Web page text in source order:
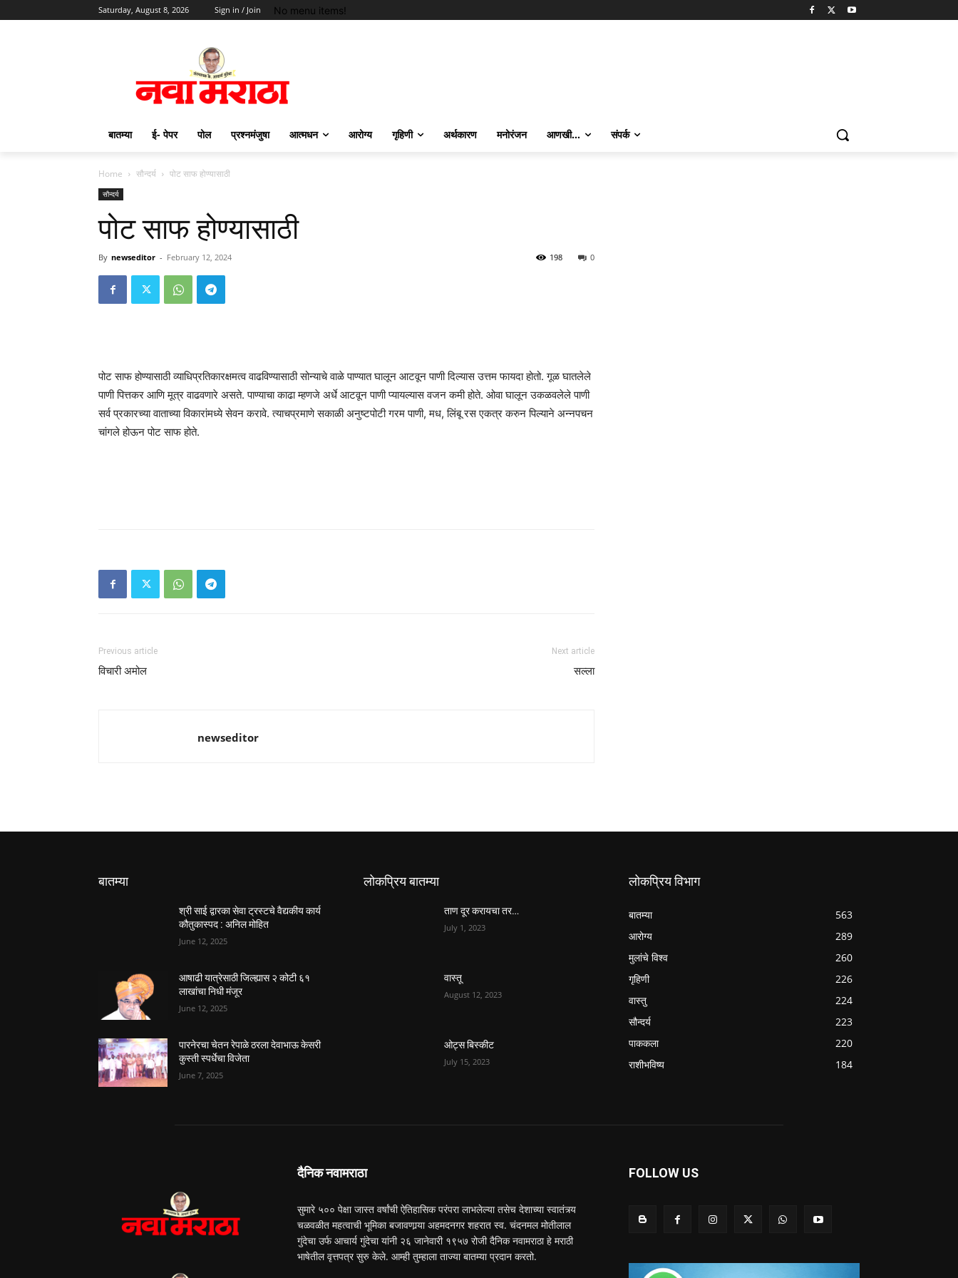
Saturday, August 8, 2026 Sign in / Join No menu items!
बातम्या ई- पेपर पोल प्रश्नमंजुषा आत्मधन आरोग्य गृहिणी अर्थकारण मनोरंजन आणखी… संपर्क
Home सौन्दर्य पोट साफ होण्यासाठी
सौन्दर्य
पोट साफ होण्यासाठी
By newseditor - February 12, 2024 0
198
पोट साफ होण्यासाठी व्याधिप्रतिकारक्षमत्व वाढविण्यासाठी सोन्याचे वाळे पाण्यात घालून आटवून पाणी दिल्यास उत्तम फायदा होतो. गूळ घातलेले
पाणी पित्तकर आणि मूत्र वाढवणारे असते. पाण्याचा काढा म्हणजे अर्धे आटवून पाणी प्यायल्यास वजन कमी होते. ओवा घालून उकळवलेले पाणी
सर्व प्रकारच्या वाताच्या विकारांमध्ये सेवन करावे. त्याचप्रमाणे सकाळी अनुष्टपोटी गरम पाणी, मध, लिंबू रस एकत्र करुन पिल्याने अन्नपचन
चांगले होऊन पोट साफ होते.
Previous article
विचारी अमोल
Next article
सल्ला
newseditor
बातम्या
श्री साई द्वारका सेवा ट्रस्टचे वैद्यकीय कार्य
कौतुकास्पद : अनिल मोहित
June 12, 2025
आषाढी यात्रेसाठी जिल्ह्यास २ कोटी ६१
लाखांचा निधी मंजूर
June 12, 2025
पारनेरचा चेतन रेपाळे ठरला देवाभाऊ केसरी
कुस्ती स्पर्धेचा विजेता
June 7, 2025
लोकप्रिय बातम्या
ताण दूर करायचा तर…
July 1, 2023
वास्तू
August 12, 2023
ओट्स बिस्कीट
July 15, 2023
लोकप्रिय विभाग
बातम्या
563
आरोग्य
289
मुलांचे विश्व
260
गृहिणी
226
वास्तु
224
सौन्दर्य
223
पाककला
220
राशीभविष्य
184
दैनिक नवामराठा
सुमारे ५०० पेक्षा जास्त वर्षांची ऐतिहासिक परंपरा लाभलेल्या तसेच देशाच्या स्वातंत्र्य
चळवळीत महत्वाची भूमिका बजावणार्‍या अहमदनगर शहरात स्व. चंदनमल मोतीलाल
गुंदेचा उर्फ आचार्य गुंदेचा यांनी २६ जानेवारी १९५७ रोजी दैनिक नवामराठा हे मराठी
भाषेतील वृत्तपत्र सुरु केले. आम्ही तुम्हाला ताज्या बातम्या प्रदान करतो.
FOLLOW US